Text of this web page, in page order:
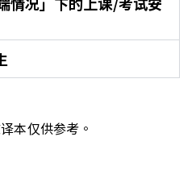
本仅供参考。